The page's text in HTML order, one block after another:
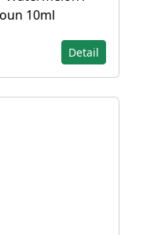
10ml
Detail